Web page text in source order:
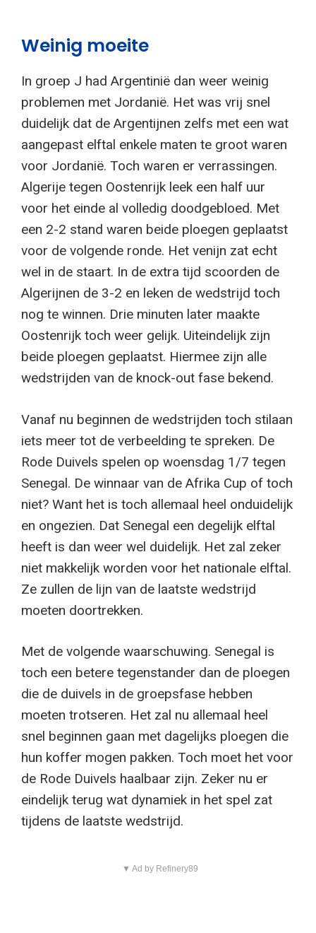
Weinig moeite
In groep J had Argentinië dan weer weinig
problemen met Jordanië. Het was vrij snel
duidelijk dat de Argentijnen zelfs met een wat
aangepast elftal enkele maten te groot waren
voor Jordanië. Toch waren er verrassingen.
Algerije tegen Oostenrijk leek een half uur
voor het einde al volledig doodgebloed. Met
een 2-2 stand waren beide ploegen geplaatst
voor de volgende ronde. Het venijn zat echt
wel in de staart. In de extra tijd scoorden de
Algerijnen de 3-2 en leken de wedstrijd toch
nog te winnen. Drie minuten later maakte
Oostenrijk toch weer gelijk. Uiteindelijk zijn
beide ploegen geplaatst. Hiermee zijn alle
wedstrijden van de knock-out fase bekend.
Vanaf nu beginnen de wedstrijden toch stilaan
iets meer tot de verbeelding te spreken. De
Rode Duivels spelen op woensdag 1/7 tegen
Senegal. De winnaar van de Afrika Cup of toch
niet? Want het is toch allemaal heel onduidelijk
en ongezien. Dat Senegal een degelijk elftal
heeft is dan weer wel duidelijk. Het zal zeker
niet makkelijk worden voor het nationale elftal.
Ze zullen de lijn van de laatste wedstrijd
moeten doortrekken.
Met de volgende waarschuwing. Senegal is
toch een betere tegenstander dan de ploegen
die de duivels in de groepsfase hebben
moeten trotseren. Het zal nu allemaal heel
snel beginnen gaan met dagelijks ploegen die
hun koffer mogen pakken. Toch moet het voor
de Rode Duivels haalbaar zijn. Zeker nu er
eindelijk terug wat dynamiek in het spel zat
tijdens de laatste wedstrijd.
▼ Ad by Refinery89